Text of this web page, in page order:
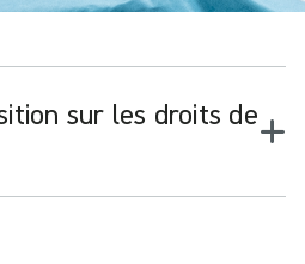
sur les droits de